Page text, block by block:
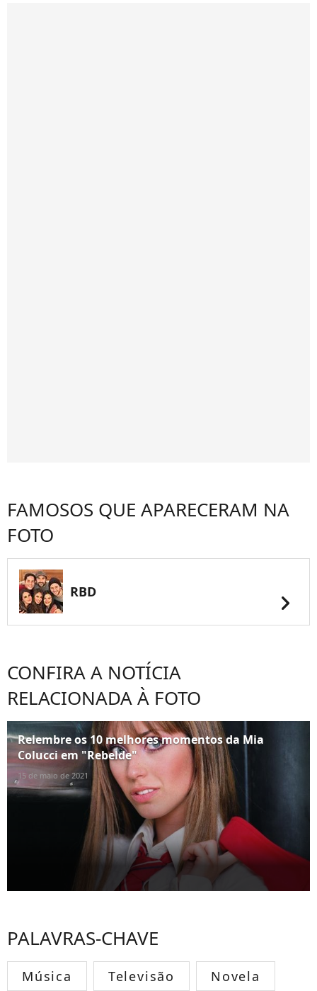
FAMOSOS QUE APARECERAM NA
FOTO
RBD chevron_right
CONFIRA A NOTÍCIA
RELACIONADA À FOTO
Relembre os 10 melhores momentos da Mia
Colucci em "Rebelde"
15 de maio de 2021
PALAVRAS-CHAVE
Música Televisão Novela